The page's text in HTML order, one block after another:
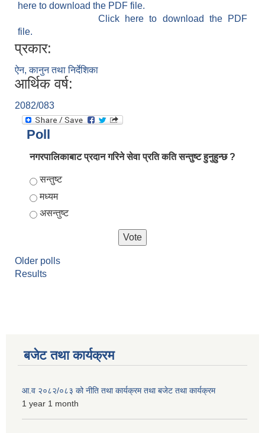
here to download the PDF file.
Click here to download the PDF
file.
प्रकार:
ऐन, कानुन तथा निर्देशिका
आर्थिक वर्ष:
2082/083
Poll
नगरपालिकाबाट प्रदान गरिने सेवा प्रति कति सन्तुष्ट हुनुहुन्छ ?
Choices
सन्तुष्ट
मध्यम
असन्तुष्ट
Older polls
Results
बजेट तथा कार्यक्रम
आ.व २०८२/०८३ को नीति तथा कार्यक्रम तथा बजेट तथा कार्यक्रम
1 year 1 month